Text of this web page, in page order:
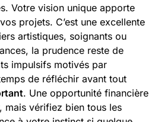
Votre vision unique apporte
projets. C’est une excellente
artistiques, soignants ou
la prudence reste de
impulsifs motivés par
de réfléchir avant tout
. Une opportunité financière
mais vérifiez bien tous les